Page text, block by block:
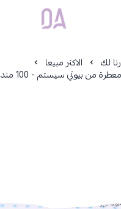
Dar Alamirat
لك الاكثر مبيعا
من بيوتي سيستم - 100 منديل